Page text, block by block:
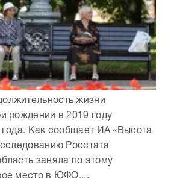
жизни
рождении в 2019 году
года. Как сообщает ИА «Высота
Росстата
заняла по этому
место в ЮФО....